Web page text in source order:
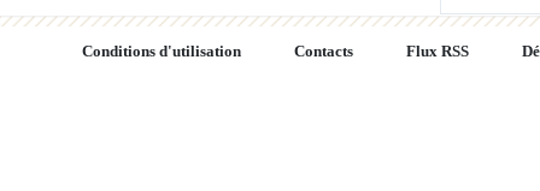
Conditions d'utilisation Contacts Flux RSS